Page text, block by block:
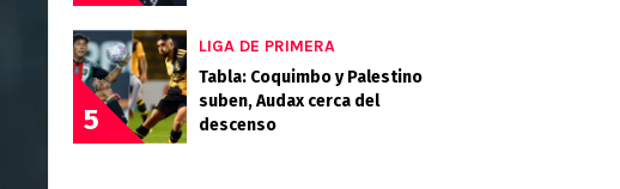
5
LIGA DE PRIMERA
Tabla: Coquimbo y Palestino
suben, Audax cerca del
descenso